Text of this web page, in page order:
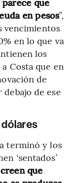
en pesos”,
vencimientos
en lo que va
los
Costa que en
de
de ese
dólares
terminó y los
‘sentados’
que